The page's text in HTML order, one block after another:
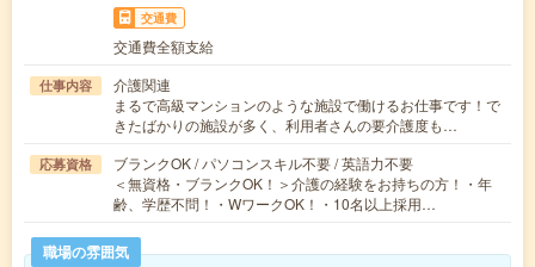
交通費
交通費全額支給
仕事内容
介護関連
まるで高級マンションのような施設で働けるお仕事です！で
きたばかりの施設が多く、利用者さんの要介護度も…
応募資格
ブランクOK / パソコンスキル不要 / 英語力不要
＜無資格・ブランクOK！＞介護の経験をお持ちの方！・年
齢、学歴不問！・WワークOK！・10名以上採用…
職場の雰囲気